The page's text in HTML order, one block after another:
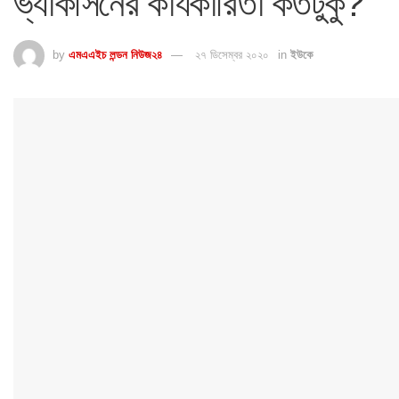
by এমএএইচ লন্ডন নিউজ২৪ ২৭ ডিসেম্বর ২০২০ in ইউকে